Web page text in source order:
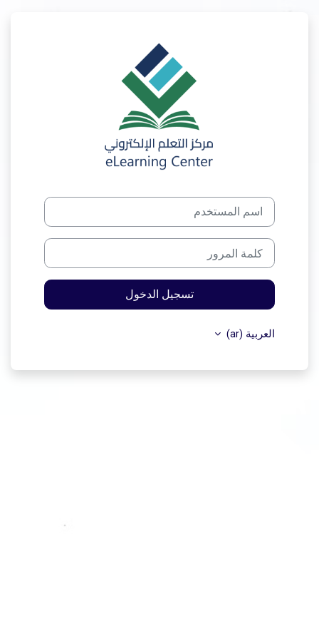
الدخول إلى Jadara Elearning
اسم المستخدم
كلمة المرور
تسجيل الدخول
العربية ‎(ar)‎